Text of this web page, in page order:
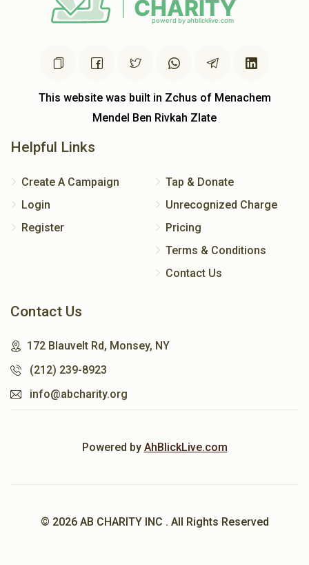
This website was built in Zchus of Menachem
Mendel Ben Rivkah Zlate
Helpful Links
Create A Campaign
Login
Register
Tap & Donate
Unrecognized Charge
Pricing
Terms & Conditions
Contact Us
Contact Us
172 Blauvelt Rd, Monsey, NY
(212) 239-8923
info@abcharity.org
Powered by AhBlickLive.com
© 2026 AB CHARITY INC . All Rights Reserved